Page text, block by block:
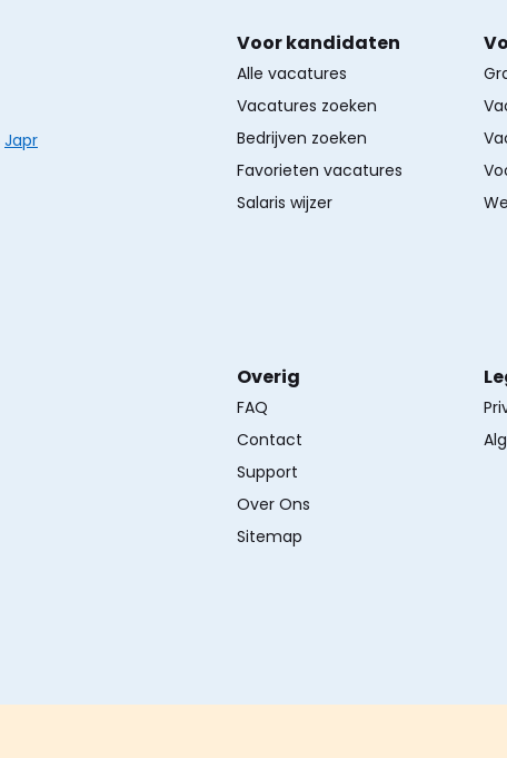
Japr
Voor kandidaten
Alle vacatures
Vacatures zoeken
Bedrijven zoeken
Favorieten vacatures
Salaris wijzer
Overig
FAQ
Contact
Support
Over Ons
Sitemap